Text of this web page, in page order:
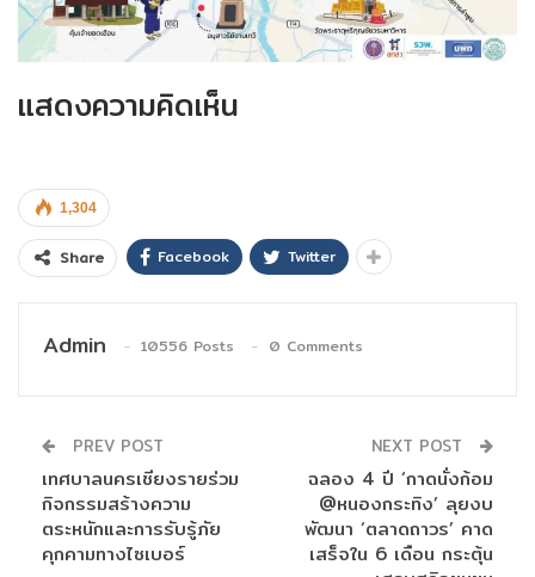
แสดงความคิดเห็น
1,304
Share Facebook Twitter
Admin 10556 Posts 0 Comments
PREV POST
เทศบาลนครเชียงรายร่วม
กิจกรรมสร้างความ
ตระหนักและการรับรู้ภัย
คุกคามทางไซเบอร์
NEXT POST
ฉลอง 4 ปี ‘กาดนั่งก้อม
@หนองกระทิง’ ลุยงบ
พัฒนา ‘ตลาดถาวร’ คาด
เสร็จใน 6 เดือน กระตุ้น